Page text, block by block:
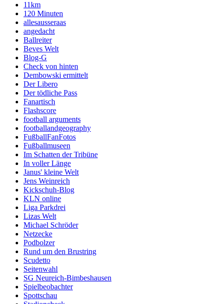
11km
120 Minuten
allesausseraas
angedacht
Ballreiter
Beves Welt
Blog-G
Check von hinten
Dembowski ermittelt
Der Libero
Der tödliche Pass
Fanartisch
Flashscore
football arguments
footballandgeography
FußballFanFotos
Fußballmuseen
Im Schatten der Tribüne
In voller Länge
Janus' kleine Welt
Jens Weinreich
Kickschuh-Blog
KLN online
Liga Parkdrei
Lizas Welt
Michael Schröder
Netzecke
Podbolzer
Rund um den Brustring
Scudetto
Seitenwahl
SG Neureich-Bimbeshausen
Spielbeobachter
Spottschau